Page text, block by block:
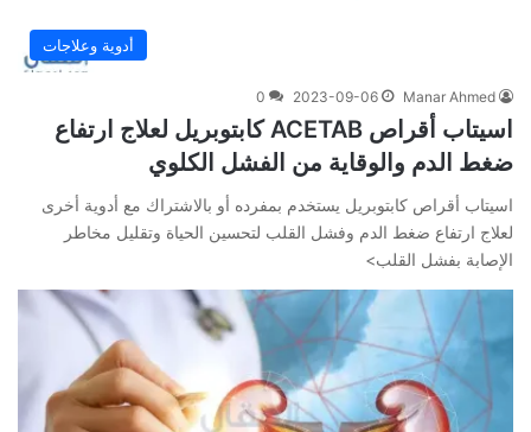
أدوية وعلاجات
Manar Ahmed
2023-09-06
0
اسيتاب أقراص ACETAB كابتوبريل لعلاج ارتفاع
ضغط الدم والوقاية من الفشل الكلوي
اسيتاب أقراص كابتوبريل يستخدم بمفرده أو بالاشتراك مع أدوية أخرى
لعلاج ارتفاع ضغط الدم وفشل القلب لتحسين الحياة وتقليل مخاطر
الإصابة بفشل القلب>